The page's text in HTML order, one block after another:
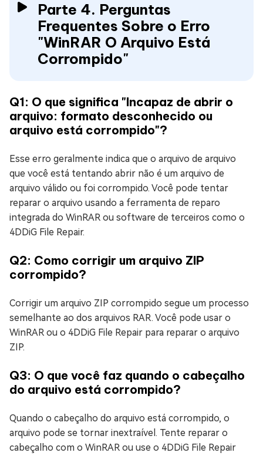
Parte 4. Perguntas
Frequentes Sobre o Erro
"WinRAR O Arquivo Está
Corrompido"
Q1: O que significa "Incapaz de abrir o
arquivo: formato desconhecido ou
arquivo está corrompido"?
Esse erro geralmente indica que o arquivo de arquivo
que você está tentando abrir não é um arquivo de
arquivo válido ou foi corrompido. Você pode tentar
reparar o arquivo usando a ferramenta de reparo
integrada do WinRAR ou software de terceiros como o
4DDiG File Repair.
Q2: Como corrigir um arquivo ZIP
corrompido?
Corrigir um arquivo ZIP corrompido segue um processo
semelhante ao dos arquivos RAR. Você pode usar o
WinRAR ou o 4DDiG File Repair para reparar o arquivo
ZIP.
Q3: O que você faz quando o cabeçalho
do arquivo está corrompido?
Quando o cabeçalho do arquivo está corrompido, o
arquivo pode se tornar inextraível. Tente reparar o
cabeçalho com o WinRAR ou use o 4DDiG File Repair